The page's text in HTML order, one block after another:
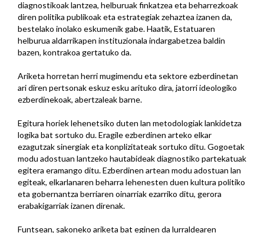
diagnostikoak lantzea, helburuak finkatzea eta beharrezkoak
diren politika publikoak eta estrategiak zehaztea izanen da,
bestelako inolako eskumenik gabe. Haatik, Estatuaren
helburua aldarrikapen instituzionala indargabetzea baldin
bazen, kontrakoa gertatuko da.
Ariketa horretan herri mugimendu eta sektore ezberdinetan
ari diren pertsonak eskuz esku arituko dira, jatorri ideologiko
ezberdinekoak, abertzaleak barne.
Egitura horiek lehenetsiko duten lan metodologiak lankidetza
logika bat sortuko du. Eragile ezberdinen arteko elkar
ezagutzak sinergiak eta konplizitateak sortuko ditu. Gogoetak
modu adostuan lantzeko hautabideak diagnostiko partekatuak
egitera eramango ditu. Ezberdinen artean modu adostuan lan
egiteak, elkarlanaren beharra lehenesten duen kultura politiko
eta gobernantza berriaren oinarriak ezarriko ditu, gerora
erabakigarriak izanen direnak.
Funtsean, sakoneko ariketa bat eginen da lurraldearen